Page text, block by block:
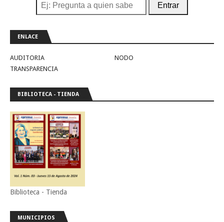
Entrar
ENLACE
AUDITORIA
NODO
TRANSPARENCIA
BIBLIOTECA - TIENDA
Biblioteca - Tienda
MUNICIPIOS